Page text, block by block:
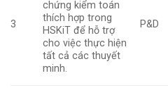
3
chứng kiểm toán
thích hợp trong
HSKiT để hỗ trợ
cho việc thực hiện
tất cả các thuyết
minh.
P&D